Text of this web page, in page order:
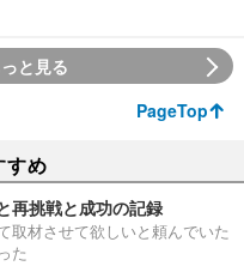
と見る
PageTop
すめ
再挑戦と成功の記録
取材させて欲しいと頼んでいた
た